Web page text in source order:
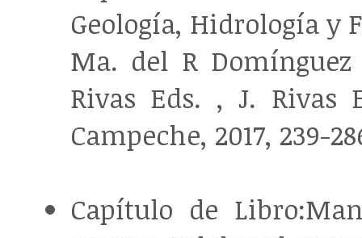
Geología, Hidrología y
Ma. del R
Rivas Eds. , J. Rivas
Campeche, 2017, 239-
Capítulo de